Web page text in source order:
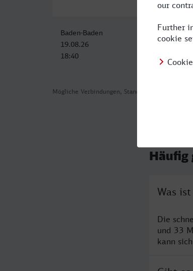
Mögliche Verbindungen, Stand: 2026-08-05 08:55
Baden-Baden
19.08.26
18:40
Hauptbahnhof,
20.08.26
Häufig
Was
Die
und 33
kann